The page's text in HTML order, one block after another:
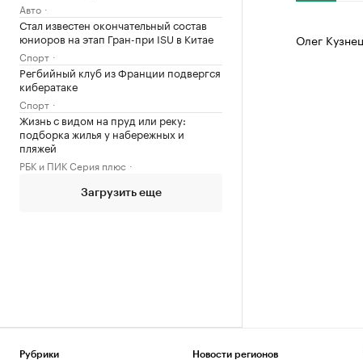
Авто
Стал известен окончательный состав
юниоров на этап Гран-при ISU в Китае
Спорт
Регбийный клуб из Франции подвергся
кибератаке
Спорт
Жизнь с видом на пруд или реку:
подборка жилья у набережных и
пляжей
РБК и ПИК Серия плюс
Загрузить еще
Олег
Рубрики Новости регионов